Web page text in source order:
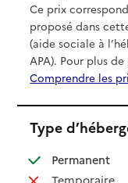
Ce prix
proposé dans
(aide sociale à
APA). Pour plus
Comprendre les
Type
Permanent
:
: non